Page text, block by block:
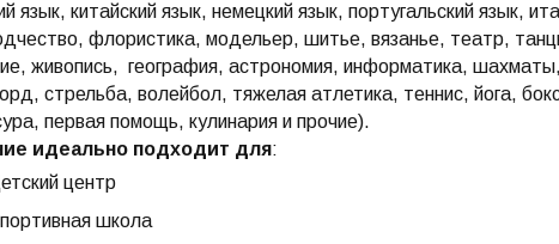
язык, китайский язык, немецкий язык, португальский язык,
флористика, модельер, шитье, вязанье, театр,
живопись, география, астрономия, информатика,
стрельба, волейбол, тяжелая атлетика, теннис, йога,
первая помощь, кулинария и прочие).
идеально подходит для:
центр
школа